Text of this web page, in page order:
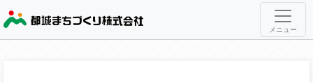
メニュー